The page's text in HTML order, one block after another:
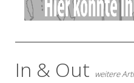
In & Out weitere